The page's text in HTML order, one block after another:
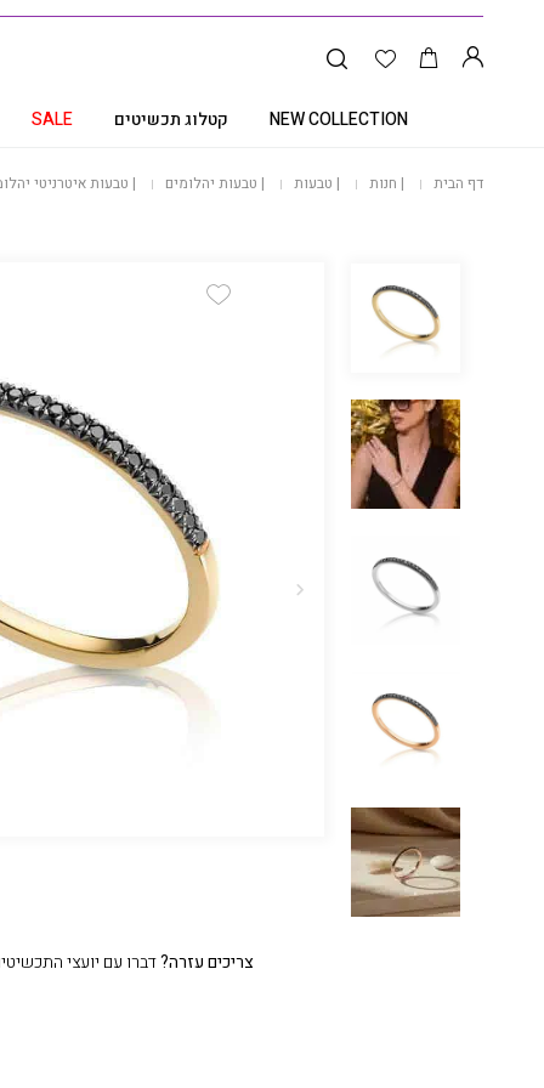
NEW COLLECTION קטלוג תכשיטים SALE
דף הבית | חנות | טבעות | טבעות יהלומים | טבעות איטרניטי
צריכים עזרה?דברו עם יועצי התכשיטים